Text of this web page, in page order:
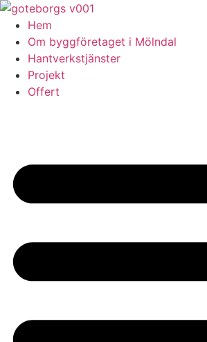
Skip
content
Hem
Om byggföretaget i Mölndal
Hantverkstjänster
Projekt
Offert